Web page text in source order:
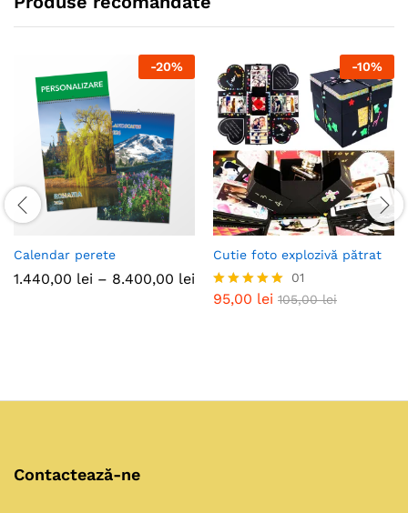
-20%
Calendar perete
1.440,00 lei – 8.400,00 lei Interval
prețuri:
-10%
Cutie foto explozivă pătrat
Evaluat la
01
95,00 lei 105,00lei
Contactează-ne